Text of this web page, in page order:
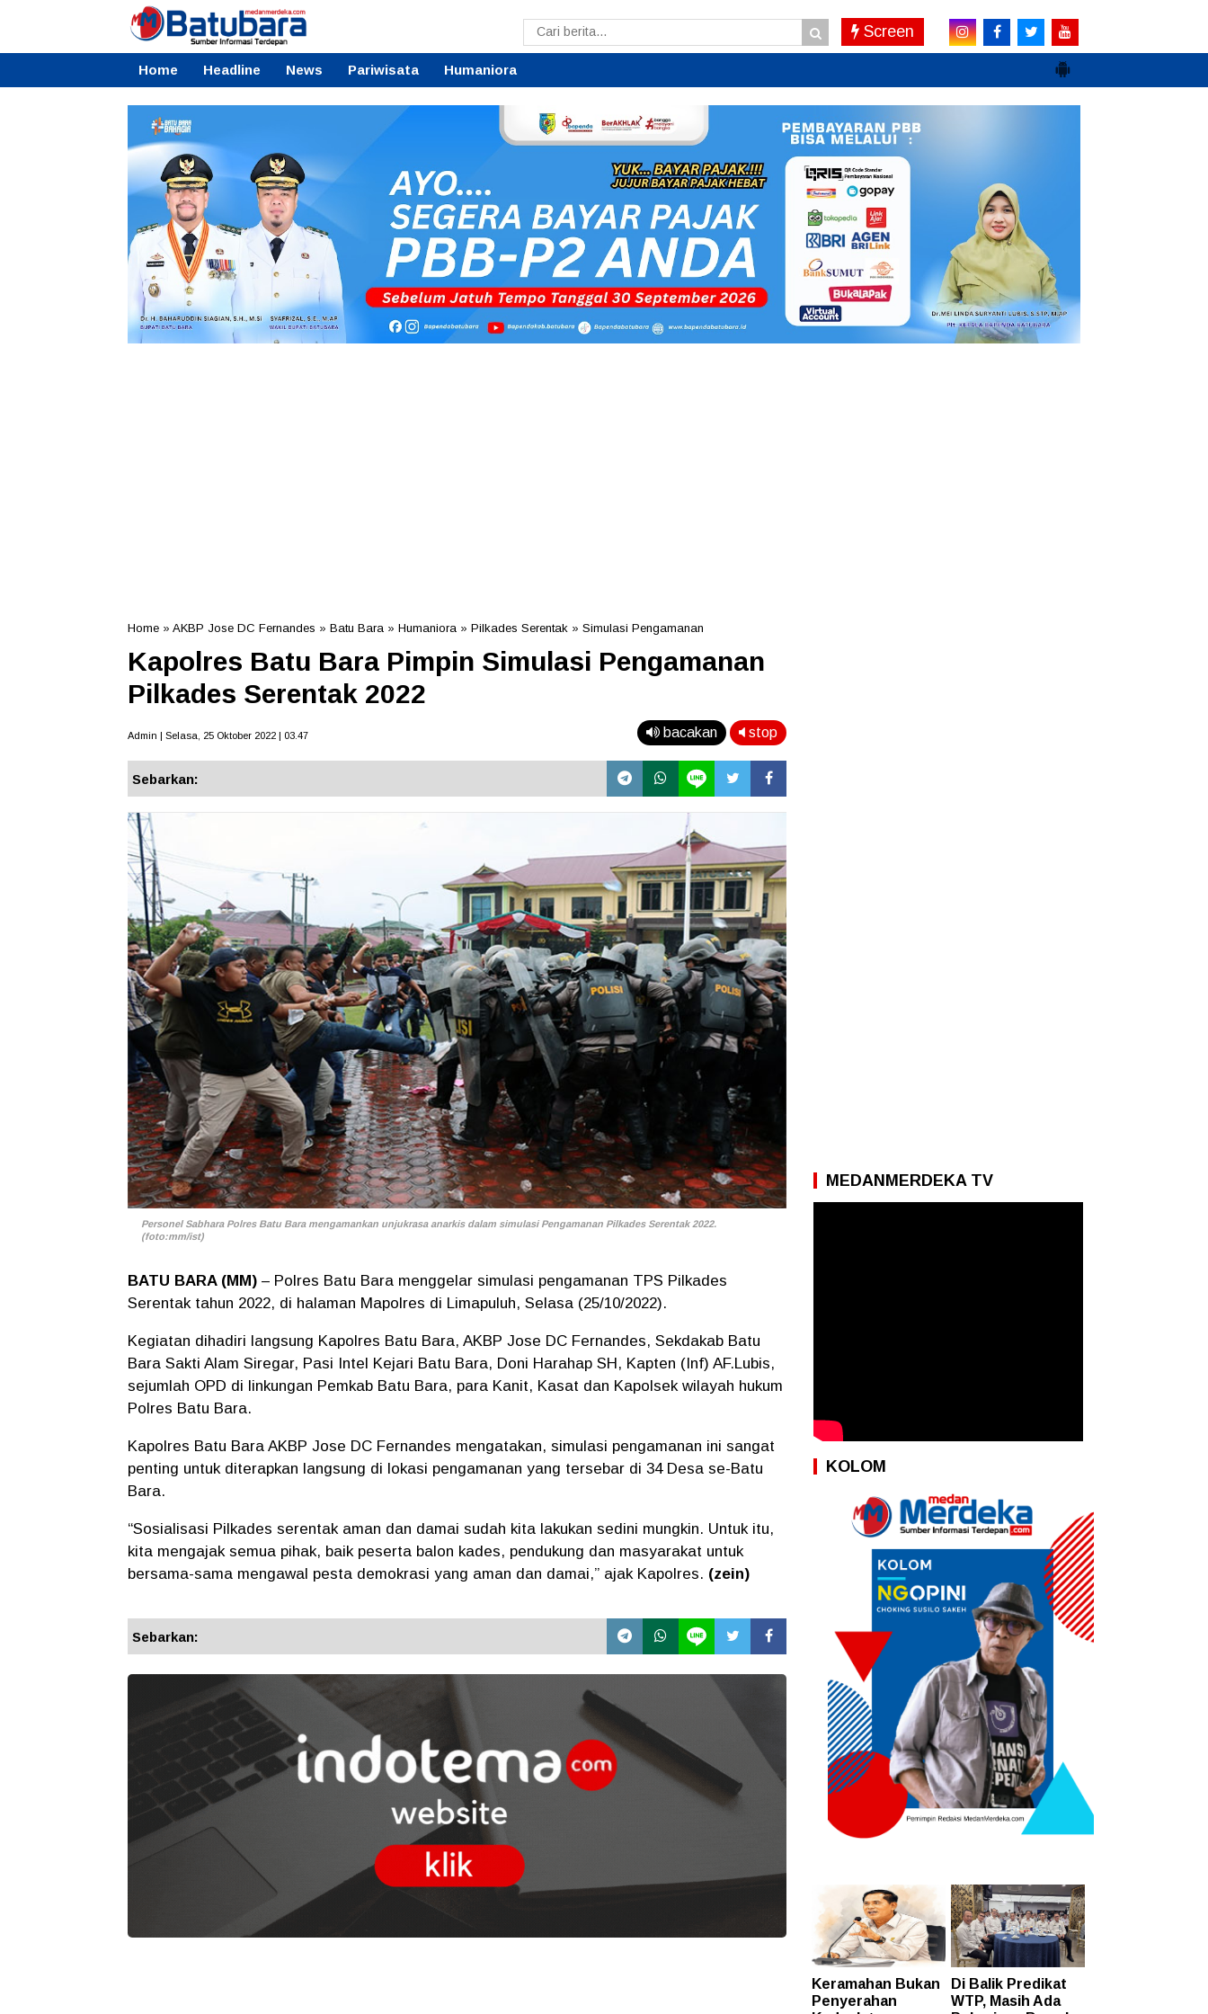
Screen
Home Headline News Pariwisata Humaniora
Home » AKBP Jose DC Fernandes » Batu Bara » Humaniora » Pilkades Serentak » Simulasi Pengamanan
Kapolres Batu Bara Pimpin Simulasi Pengamanan
Pilkades Serentak 2022
Admin | Selasa, 25 Oktober 2022 | 03.47 bacakan stop
Sebarkan:
Personel Sabhara Polres Batu Bara mengamankan unjukrasa anarkis dalam simulasi Pengamanan Pilkades Serentak 2022.
(foto:mm/ist)
BATU BARA (MM) – Polres Batu Bara menggelar simulasi pengamanan TPS Pilkades
Serentak tahun 2022, di halaman Mapolres di Limapuluh, Selasa (25/10/2022).
Kegiatan dihadiri langsung Kapolres Batu Bara, AKBP Jose DC Fernandes, Sekdakab Batu
Bara Sakti Alam Siregar, Pasi Intel Kejari Batu Bara, Doni Harahap SH, Kapten (Inf) AF.Lubis,
sejumlah OPD di linkungan Pemkab Batu Bara, para Kanit, Kasat dan Kapolsek wilayah hukum
Polres Batu Bara.
Kapolres Batu Bara AKBP Jose DC Fernandes mengatakan, simulasi pengamanan ini sangat
penting untuk diterapkan langsung di lokasi pengamanan yang tersebar di 34 Desa se-Batu
Bara.
“Sosialisasi Pilkades serentak aman dan damai sudah kita lakukan sedini mungkin. Untuk itu,
kita mengajak semua pihak, baik peserta balon kades, pendukung dan masyarakat untuk
bersama-sama mengawal pesta demokrasi yang aman dan damai,” ajak Kapolres. (zein)
Sebarkan:
MEDANMERDEKA TV
KOLOM
Keramahan Bukan
Penyerahan
Di Balik Predikat
WTP, Masih Ada